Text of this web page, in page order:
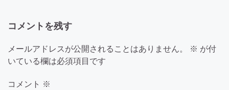
シ
ン
コメントを残す
メールアドレスが公開されることはありません。 ※ が付
いている欄は必須項目です
コメント ※